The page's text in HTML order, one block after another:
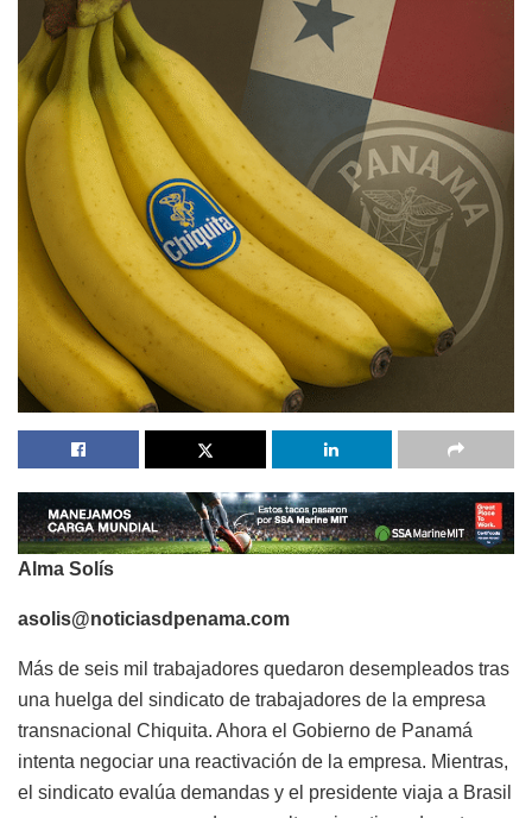
Alma Solís
asolis@noticiasdpenama.com
Más de seis mil trabajadores quedaron desempleados tras
una huelga del sindicato de trabajadores de la empresa
transnacional Chiquita. Ahora el Gobierno de Panamá
intenta negociar una reactivación de la empresa. Mientras,
el sindicato evalúa demandas y el presidente viaja a Brasil